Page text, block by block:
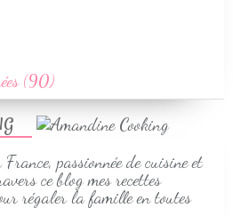
passionnée de cuisine et
ce blog mes recettes
régaler la famille en toutes
(90)